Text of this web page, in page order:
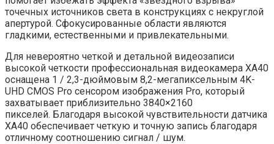
точечных источников света в конструкциях с некруглой
апертурой. Сфокусированные области являются
гладкими, естественными и привлекательными.
Для невероятно четкой и детальной видеозаписи
высокой четкости профессиональная видеокамера XA40
оснащена 1 / 2,3-дюймовым 8,2-мегапиксельным 4K-
UHD CMOS Pro сенсором изображения Pro, который
захватывает приблизительно 3840×2160
пикселей. Благодаря высокой чувствительности датчика
XA40 обеспечивает четкую и точную запись благодаря
отличному соотношению сигнал / шум.